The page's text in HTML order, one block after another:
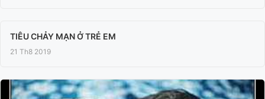
TIÊU CHẢY MẠN Ở TRẺ EM
21 Th8 2019